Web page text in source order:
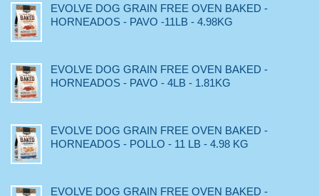
EVOLVE DOG GRAIN FREE OVEN BAKED -
HORNEADOS - PAVO -11LB - 4.98KG
EVOLVE DOG GRAIN FREE OVEN BAKED -
HORNEADOS - PAVO - 4LB - 1.81KG
EVOLVE DOG GRAIN FREE OVEN BAKED -
HORNEADOS - POLLO - 11 LB - 4.98 KG
EVOLVE DOG GRAIN FREE OVEN BAKED -